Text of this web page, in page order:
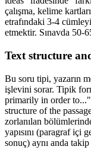
çalışma, kelime
etrafındaki 3-4
etmektir. Sınavda 50-
Text structure
Bu soru tipi, yazarın
işlevini sorar. Tipik
primarily in order
structure of the
zorlanılan
yapısını (paragraf içi
sonuç) aynı anda